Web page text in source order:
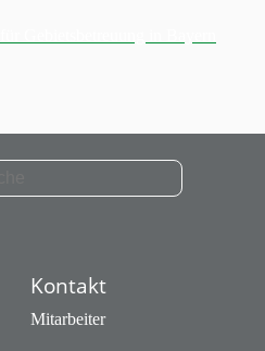
Kontakt
Mitarbeiter